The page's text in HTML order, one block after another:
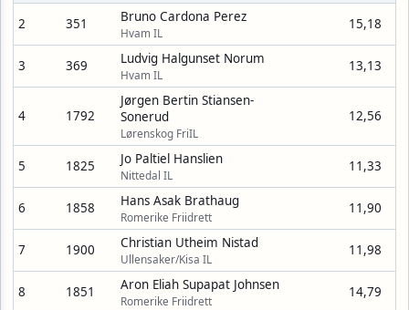
2 351 Bruno Cardona Perez
Hvam IL
15,18
3 369 Ludvig Halgunset Norum
Hvam IL
13,13
4 1792
Jørgen Bertin Stiansen-
Sonerud
Lørenskog FriIL
12,56
5 1825 Jo Paltiel Hanslien
Nittedal IL
11,33
6 1858 Hans Asak Brathaug
Romerike Friidrett
11,90
7 1900 Christian Utheim Nistad
Ullensaker/Kisa IL
11,98
8 1851 Aron Eliah Supapat Johnsen
Romerike Friidrett
14,79